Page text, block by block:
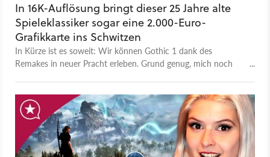
In 16K-Auflösung bringt dieser 25 Jahre alte
Spieleklassiker sogar eine 2.000-Euro-
Grafikkarte ins Schwitzen
In Kürze ist es soweit: Wir können Gothic 1 dank des
Remakes in neuer Pracht erleben. Grund genug, mich noch
gelungen ist, Gothic 1 in 16K wirklich spielen zu können, sieht
das heute dank RTX 4090 mit wesentlich mehr VRAM anders
aus. Bei Ebay wechselt die GPU immer noch für etwa 2.000
Euro den Besitzer. Berauschend ist die Performance zwar
nicht, aber gut genug, um Gothic 1 zu zocken. Interessant ist